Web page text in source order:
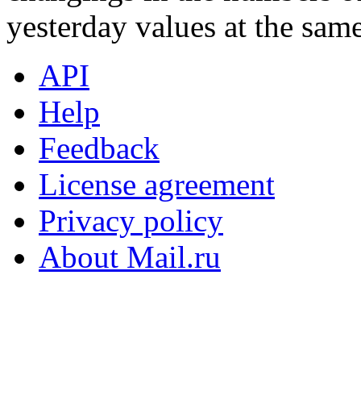
yesterday values at the
API
Help
Feedback
License agreement
Privacy policy
About Mail.ru